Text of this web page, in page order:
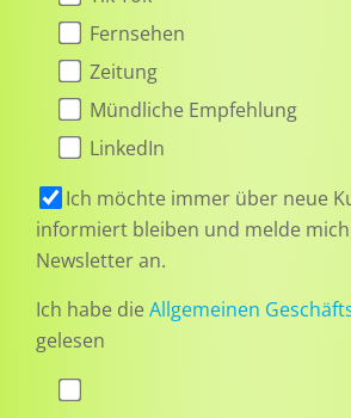
Fernsehen
Zeitung
Mündliche Empfehlung
LinkedIn
Ich möchte immer über neue
informiert bleiben und melde
Newsletter an.
Ich habe die Allgemeinen
gelesen